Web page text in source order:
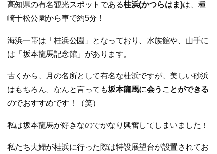
高知県の有名観光スポットである桂浜(かつらはま)は、種
崎千松公園から車で約5分！
海浜一帯は「桂浜公園」となっており、水族館や、山手に
は「坂本龍馬記念館」があります。
古くから、月の名所として有名な桂浜ですが、美しい砂浜
はもちろん、なんと言っても坂本龍馬に会うことができる
のでおすすめです！（笑）
私は坂本龍馬が好きなのでかなり興奮してしまいました！
私たち夫婦が桂浜に行った際は特設展望台が設置されてお